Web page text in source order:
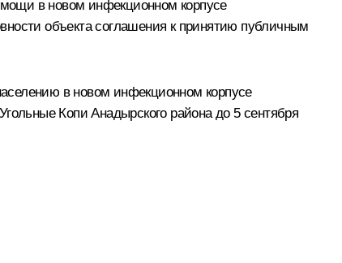
в новом инфекционном корпусе
объекта соглашения к принятию публичным
в новом инфекционном корпусе
Копи Анадырского района до 5 сентября